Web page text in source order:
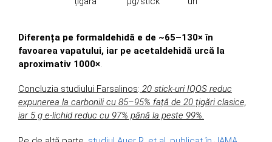
Diferența pe formaldehidă e de ~65–130× în
favoarea vapatului, iar pe acetaldehidă urcă la
aproximativ 1000×.
Concluzia studiului Farsalinos: 20 stick-uri IQOS reduc
expunerea la carbonili cu 85–95% față de 20 țigări clasice,
iar 5 g e-lichid reduc cu 97% până la peste 99%.